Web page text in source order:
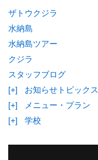
ザトウクジラ
水納島
水納島ツアー
クジラ
スタッフブログ
[+]
お知らせトピックス
[+]
メニュー・プラン
[+]
学校